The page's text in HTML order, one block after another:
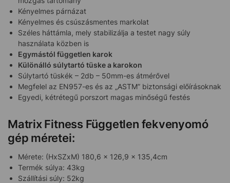
Kényelmes párnázat
Kényelmes és csúszásmentes markolat
Széles háttámla, mely stabilizálja a testet nagy súly
használata közben is
Egymástól független karok
Különálló súlytartó tüske a karokon
Súlytartó tüskék – 2db – 50mm-es átmérővel
Megfelel az EN957-es és az „ASTM” biztonsági előírásoknak
Egyedi, kétrétegű porszort magas minőségű festés
Matrix Fitness Független fekvenyomó
gép méretei:
Mérete: (HxSZxM) 180,6 x 126,9 x 135,4cm
Termék súlya: 43kg
Szállítási súly: 52kg